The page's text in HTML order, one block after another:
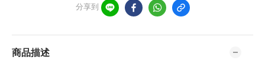
分享到
商品描述